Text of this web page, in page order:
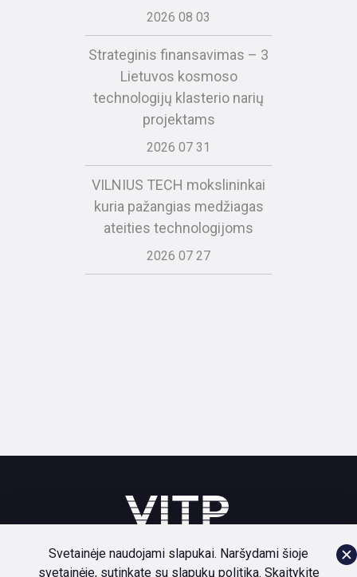
2026 08 03
Strateginis finansavimas – 3
Lietuvos kosmoso
technologijų klasterio narių
projektams
2026 07 31
VILNIUS TECH mokslininkai
kuria pažangias medžiagas
ateities technologijoms
2026 07 27
Svetainėje naudojami slapukai. Naršydami šioje
svetainėje, sutinkate su slapukų politika. Skaitykite
Bendruomenė Paslaugos Naujienos Apie